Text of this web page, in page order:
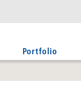
Portfolio